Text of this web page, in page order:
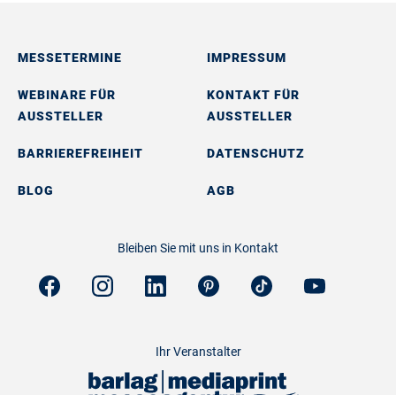
MESSETERMINE
WEBINARE FÜR
AUSSTELLER
BARRIEREFREIHEIT
BLOG
IMPRESSUM
KONTAKT FÜR
AUSSTELLER
DATENSCHUTZ
AGB
Bleiben Sie mit uns in Kontakt
Ihr Veranstalter